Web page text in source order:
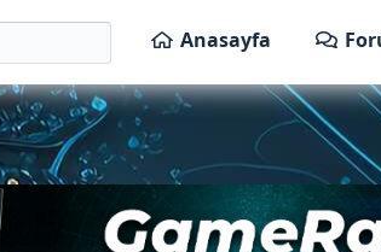
Anasayfa